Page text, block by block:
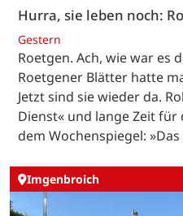
Hurra, sie leben noch:
Gestern
Roetgen. Ach, wie war es
Roetgener Blätter hatte
Jetzt sind sie wieder da.
Dienst« und lange Zeit
dem Wochenspiegel:
Imgenbroich